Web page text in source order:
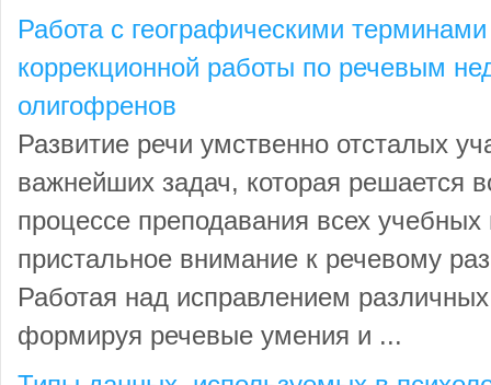
Работа с географическими
коррекционной работы по речевым
олигофренов
Развитие речи умственно отсталых
важнейших задач, которая решается
процессе преподавания всех
пристальное внимание к речевому
Работая над исправлением
формируя речевые умения и ...